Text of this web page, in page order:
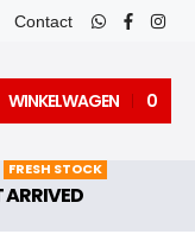
Contact
whatsapp
facebook
WINKELWAGEN 0
ARRIVED
FRESH STOCK